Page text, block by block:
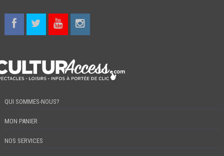
QUI SOMMES-NOUS?
MON PANIER
NOS SERVICES